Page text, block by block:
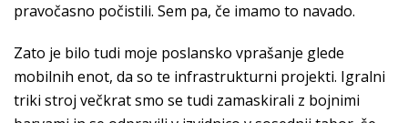
pravočasno počistili. Sem pa, če imamo to navado.
Zato je bilo tudi moje poslansko vprašanje glede
mobilnih enot, da so te infrastrukturni projekti. Igralni
triki stroj večkrat smo se tudi zamaskirali z bojnimi